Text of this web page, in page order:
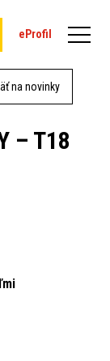
eProfil
na novinky
– T18